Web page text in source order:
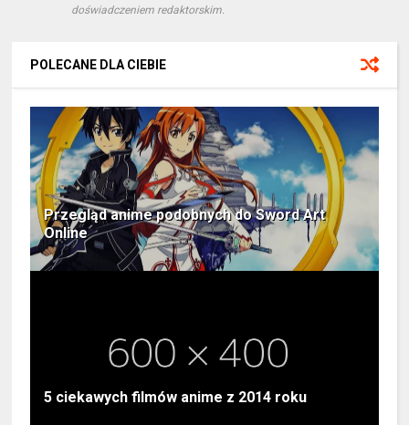
doświadczeniem redaktorskim.
POLECANE DLA CIEBIE
Przegląd anime podobnych do Sword Art
Online
5 ciekawych filmów anime z 2014 roku